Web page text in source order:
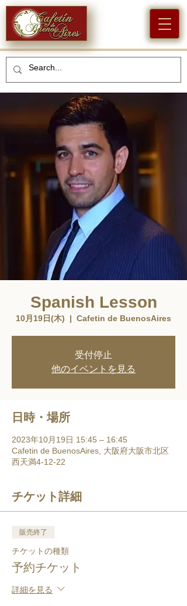
Spanish Lesson
10月19日(木)
  |
Cafetin de BuenosAires
受付停止
他のイベントを見る
日時・場所
2023年10月19日 15:45 – 16:45
Cafetin de BuenosAires, 大阪府大阪市北区
西天満4-12-22
チケット詳細
販売終了
チケットの種類
予約チケット
詳細を見る